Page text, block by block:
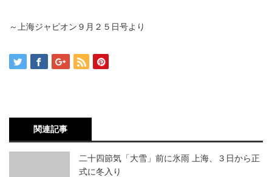
～上海ジャピオン９月２５日号より
関連記事
二十四節気「大雪」前に氷雨 上海、３日から正
式に冬入り